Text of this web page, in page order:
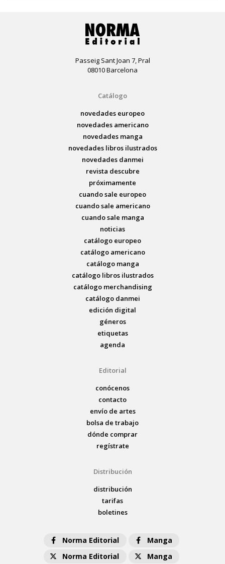
Passeig Sant Joan 7, Pral
08010 Barcelona
Catálogo
novedades europeo
novedades americano
novedades manga
novedades libros ilustrados
novedades danmei
revista descubre
próximamente
cuando sale europeo
cuando sale americano
cuando sale manga
noticias
catálogo europeo
catálogo americano
catálogo manga
catálogo libros ilustrados
catálogo merchandising
catálogo danmei
edición digital
géneros
etiquetas
agenda
Editorial
conócenos
contacto
envío de artes
bolsa de trabajo
dónde comprar
regístrate
Distribución
distribución
tarifas
boletines
Norma Editorial
Manga
Norma Editorial
Manga